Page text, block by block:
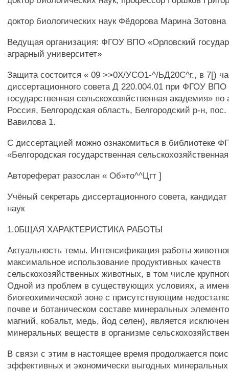
доктор биологических наук Фёдорова Марина Зотовна
Ведущая организация: ФГОУ ВПО «Орловский
аграрный университет»
Защита состоится « 09 >>0Х/УСО1-^/ЬД20С^г., в 7[)
диссертационного совета Д 220.004.01 при ФГОУ ВПО
государственная сельскохозяйственная академия»
Россия, Белгородская область, Белгородский р-н,
Вавилова 1.
С диссертацией можно ознакомиться в библиотеке
«Белгородская государственная
Автореферат разослан « Об»то^^Цгт ]
Учёный секретарь диссертационного совета,
наук
1.0БЩАЯ ХАРАКТЕРИСТИКА РАБОТЫ
Актуальность темы. Интенсификация работы
максимальное использование продуктивных качеств
сельскохозяйственных животных, в том числе
Одной из проблем в существующих условиях, а
биогеохимической зоне с присутствующим
почве и ботаническом составе минеральных
магний, кобальт, медь, йод селен), является
минеральных веществ в организме
В связи с этим в настоящее время продолжается
эффективных и экономически выгодных